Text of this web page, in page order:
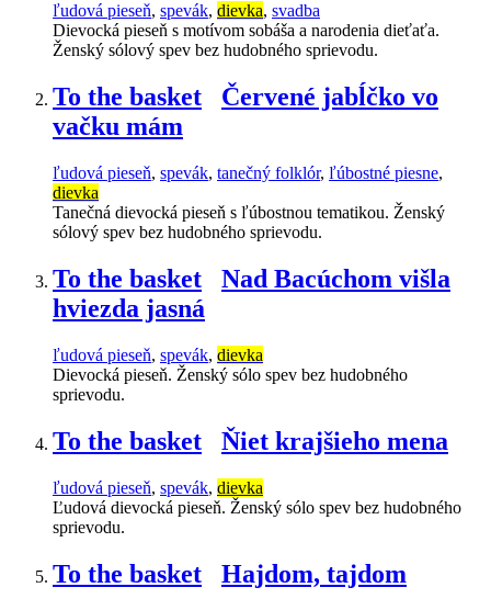
ľudová pieseň, spevák, dievka, svadba
Dievocká pieseň s motívom sobáša a narodenia dieťaťa.
Ženský sólový spev bez hudobného sprievodu.
To the basket
Červené jabĺčko vo
vačku mám
ľudová pieseň, spevák, tanečný folklór, ľúbostné piesne,
dievka
Tanečná dievocká pieseň s ľúbostnou tematikou. Ženský
sólový spev bez hudobného sprievodu.
To the basket
Nad Bacúchom višla
hviezda jasná
ľudová pieseň, spevák, dievka
Dievocká pieseň. Ženský sólo spev bez hudobného
sprievodu.
To the basket Ňiet krajšieho mena
ľudová pieseň, spevák, dievka
Ľudová dievocká pieseň. Ženský sólo spev bez hudobného
sprievodu.
To the basket Hajdom, tajdom